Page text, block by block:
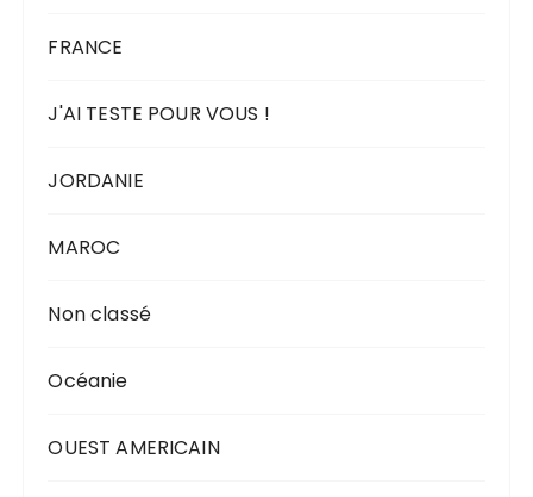
FRANCE
J'AI TESTE POUR VOUS !
JORDANIE
MAROC
Non classé
Océanie
OUEST AMERICAIN